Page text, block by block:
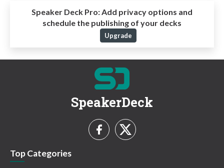
Speaker Deck Pro: Add privacy options and
schedule the publishing of your decks
Upgrade
SpeakerDeck
Top Categories